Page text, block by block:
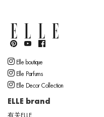
Elle boutique
Elle Parfums
Elle Decor Collection
ELLE brand